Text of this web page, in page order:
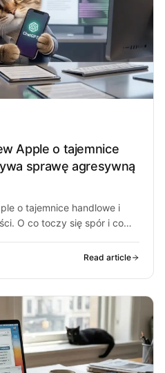
Apple o tajemnice
sprawę agresywną
o tajemnice handlowe i
O co toczy się spór i co
Read article